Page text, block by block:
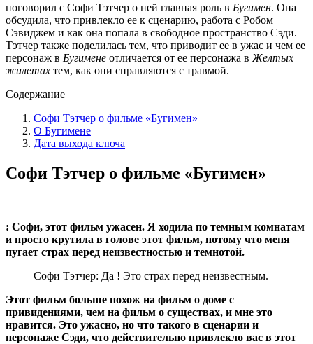
поговорил с Софи Тэтчер о ней главная роль в Бугимен. Она
обсудила, что привлекло ее к сценарию, работа с Робом
Сэвиджем и как она попала в свободное пространство Сэди.
Тэтчер также поделилась тем, что приводит ее в ужас и чем ее
персонаж в Бугимене отличается от ее персонажа в Желтых
жилетах тем, как они справляются с травмой.
Содержание
Софи Тэтчер о фильме «Бугимен»
О Бугимене
Дата выхода ключа
Софи Тэтчер о фильме «Бугимен»
: Софи, этот фильм ужасен. Я ходила по темным комнатам
и просто крутила в голове этот фильм, потому что меня
пугает страх перед неизвестностью и темнотой.
Софи Тэтчер: Да ! Это страх перед неизвестным.
Этот фильм больше похож на фильм о доме с
привидениями, чем на фильм о существах, и мне это
нравится. Это ужасно, но что такого в сценарии и
персонаже Сэди, что действительно привлекло вас в этот